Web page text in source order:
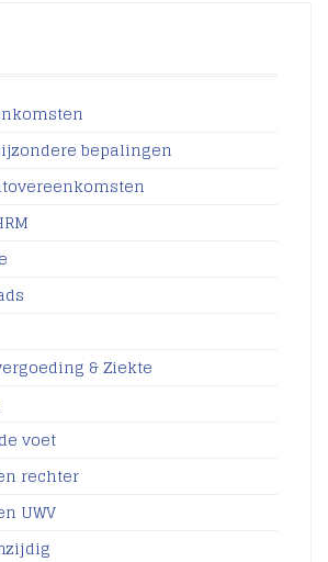
bepalingen
& Ziekte
voet
rechter
UWV